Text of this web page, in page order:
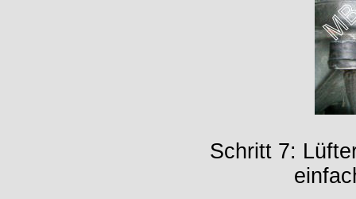
Schritt 7: